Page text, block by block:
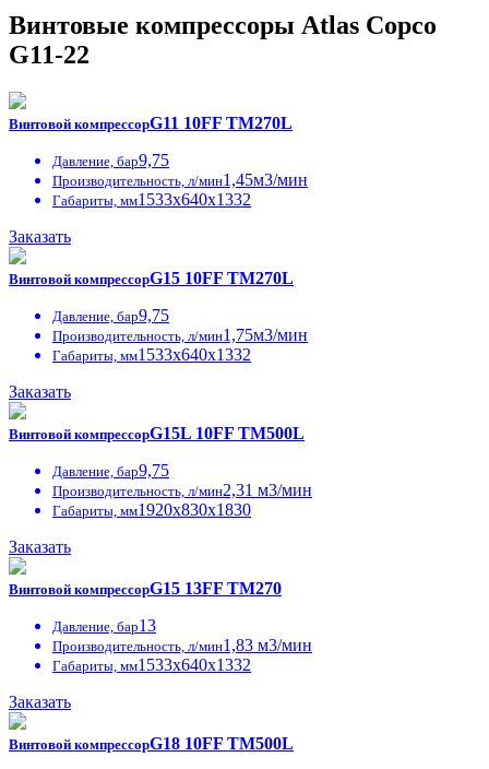
Винтовые компрессоры Atlas Copco
G11-22
Винтовой компрессорG11 10FF ТМ270L
Давление, бар9,75
Производительность, л/мин1,45м3/мин
Габариты, мм1533х640х1332
Заказать
Винтовой компрессорG15 10FF ТМ270L
Давление, бар9,75
Производительность, л/мин1,75м3/мин
Габариты, мм1533х640х1332
Заказать
Винтовой компрессорG15L 10FF ТМ500L
Давление, бар9,75
Производительность, л/мин2,31 м3/мин
Габариты, мм1920х830х1830
Заказать
Винтовой компрессорG15 13FF ТМ270
Давление, бар13
Производительность, л/мин1,83 м3/мин
Габариты, мм1533х640х1332
Заказать
Винтовой компрессорG18 10FF ТМ500L